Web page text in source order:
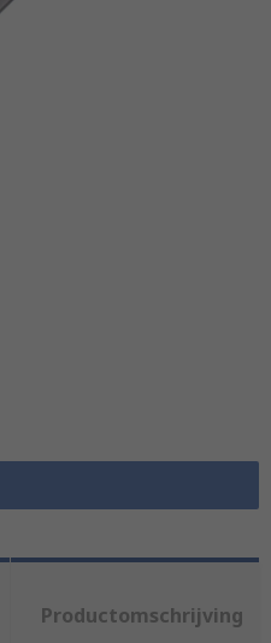
Productomschrijving